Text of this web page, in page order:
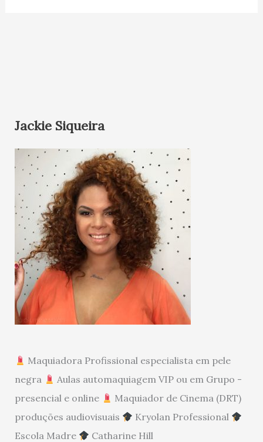
Jackie Siqueira
Maquiadora Profissional especialista em pele
negra
Aulas automaquiagem VIP ou em Grupo -
presencial e online
Maquiador de Cinema (DRT)
produções audiovisuais
Kryolan Professional
Escola Madre
Catharine Hill